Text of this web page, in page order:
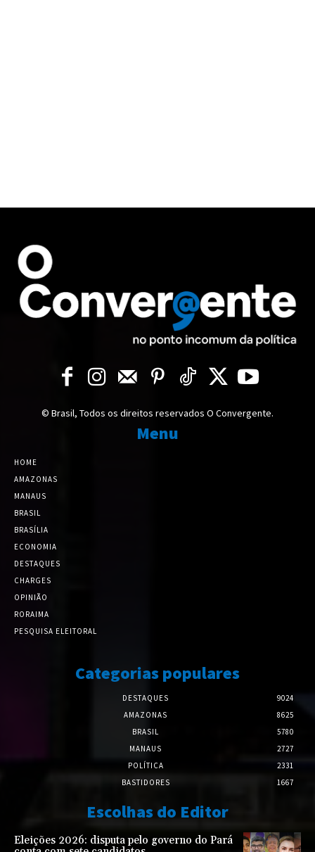
© Brasil, Todos os direitos reservados O Convergente.
Menu
HOME
AMAZONAS
MANAUS
BRASIL
BRASÍLIA
ECONOMIA
DESTAQUES
CHARGES
OPINIÃO
RORAIMA
PESQUISA ELEITORAL
Categorias populares
DESTAQUES
9024
AMAZONAS
8625
BRASIL
5780
MANAUS
2727
POLÍTICA
2331
BASTIDORES
1667
Escolhas do Editor
Eleições 2026: disputa pelo governo do Pará